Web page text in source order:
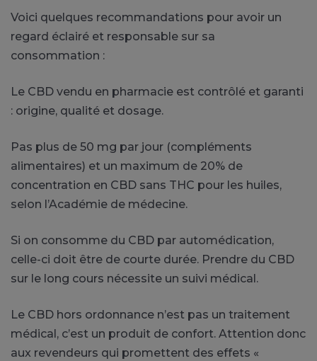
Voici quelques recommandations pour avoir un
regard éclairé et responsable sur sa
consommation :
Le CBD vendu en pharmacie est contrôlé et garanti
: origine, qualité et dosage.
Pas plus de 50 mg par jour (compléments
alimentaires) et un maximum de 20% de
concentration en CBD sans THC pour les huiles,
selon l’Académie de médecine.
Si on consomme du CBD par automédication,
celle-ci doit être de courte durée. Prendre du CBD
sur le long cours nécessite un suivi médical.
Le CBD hors ordonnance n’est pas un traitement
médical, c’est un produit de confort. Attention donc
aux revendeurs qui promettent des effets «